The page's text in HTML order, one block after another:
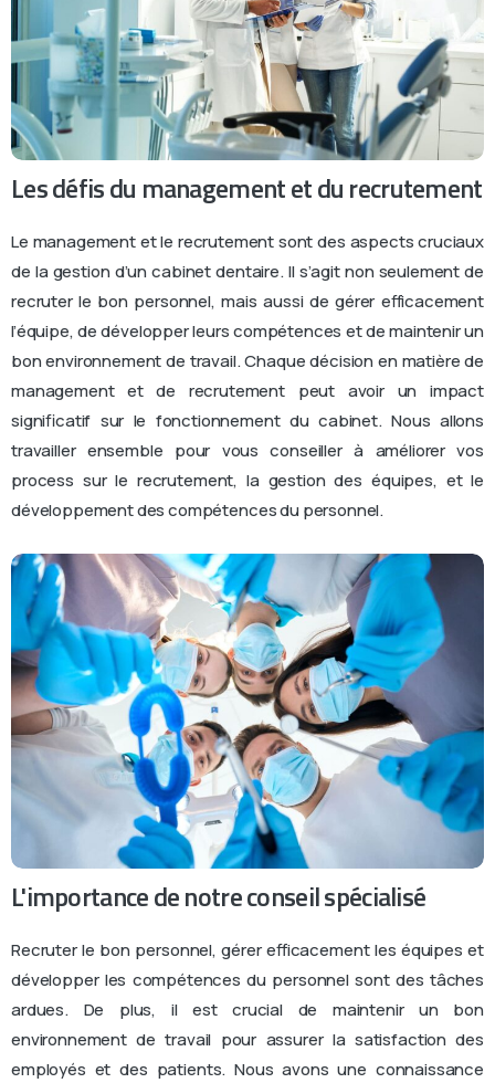
Les défis du management et du recrutement
Le management et le recrutement sont des aspects cruciaux
de la gestion d’un cabinet dentaire. Il s’agit non seulement de
recruter le bon personnel, mais aussi de gérer efficacement
l’équipe, de développer leurs compétences et de maintenir un
bon environnement de travail. Chaque décision en matière de
management et de recrutement peut avoir un impact
significatif sur le fonctionnement du cabinet. Nous allons
travailler ensemble pour vous conseiller à améliorer vos
process sur le recrutement, la gestion des équipes, et le
développement des compétences du personnel.
L'importance de notre conseil spécialisé
Recruter le bon personnel, gérer efficacement les équipes et
développer les compétences du personnel sont des tâches
ardues. De plus, il est crucial de maintenir un bon
environnement de travail pour assurer la satisfaction des
employés et des patients. Nous avons une connaissance